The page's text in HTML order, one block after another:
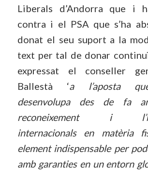
Liberals d’Andorra que i
contra i el PSA que s’ha
donat el seu suport a la
text per tal de donar
expressat el conseller
Ballestà ‘a l’aposta
desenvolupa des de fa
reconeixement i
internacionals en matèria
element indispensable per
amb garanties en un entorn